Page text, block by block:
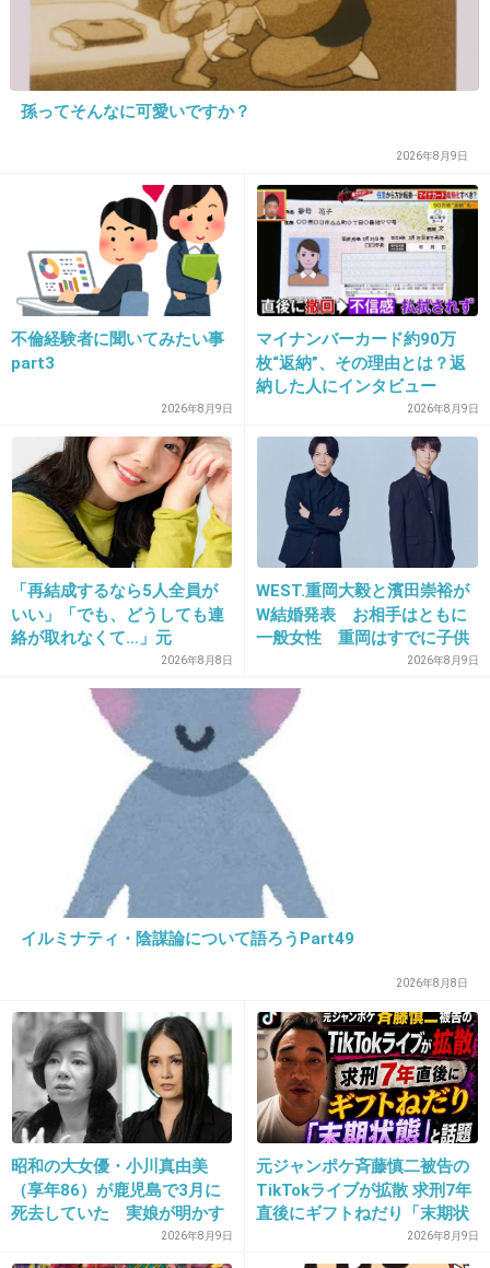
>>1
怒られた内容によるけど、本当最近って自分は
悪くないもん！という他責思考のバカが多いよ
ね。
2026/06/03(水) 21:04:20
Z世代だなぁと思ったら身分証パクって豪遊か
芯からの極悪人だったね
+85 -0
2026/06/03(水) 21:04:22
サイコパス感すごい
+12 -1
26. 匿名 2026/06/03(水) 21:04:30
しね。苦しんでしね。脂肪に溺れてしね。と思うけど殺す
2026/06/03(水) 21:06:19
>>26
そういう場合には、高カロリーの差し入れをすると良いっ
1件の返信
+5 -4
28. 匿名 2026/06/03(水) 21:06:29
>>6
孫ってそんなに可愛いですか？
2026年8月9日
不倫経験者に聞いてみたい事
part3
2026年8月9日
マイナンバーカード約90万
枚“返納”、その理由とは？返
納した人にインタビュー
2026年8月9日
「再結成するなら5人全員が
いい」「でも、どうしても連
絡が取れなくて…」元
ZONE・MIZUHO（38）が明
かす「19年ぶりに芸能界復
帰」した本当の理由
2026年8月8日
WEST.重岡大毅と濱田崇裕が
W結婚発表 お相手はともに
一般女性 重岡はすでに子供
2026年8月9日
イルミナティ・陰謀論について語ろうPart49
2026年8月8日
昭和の大女優・小川真由美
（享年86）が鹿児島で3月に
死去していた 実娘が明かす
「毒母」の素顔と空白の晩年
2026年8月9日
元ジャンポケ斉藤慎二被告の
TikTokライブが拡散 求刑7年
直後にギフトねだり「末期状
2026年8月9日